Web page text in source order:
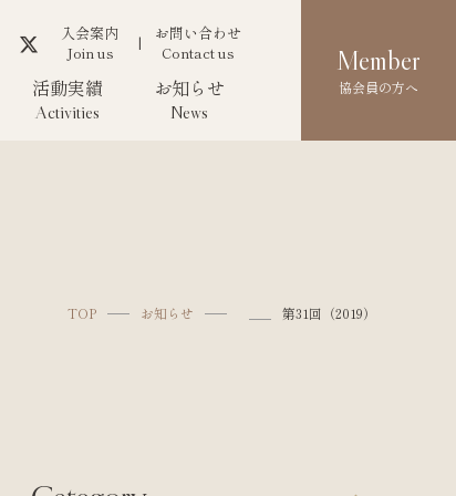
入会案内
Join us
お問い合わせ
Contact us
活動実績
Activities
お知らせ
News
Member
協会員の方へ
TOP お知らせ 第31回（2019）